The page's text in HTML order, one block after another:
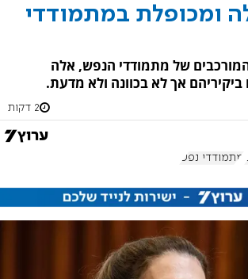
ומכופלת במתמודדי
של מתמודדי הנפש, אלה
אך לא בכוונה ולא מדעת.
2 דקות
מתמודדי נפש